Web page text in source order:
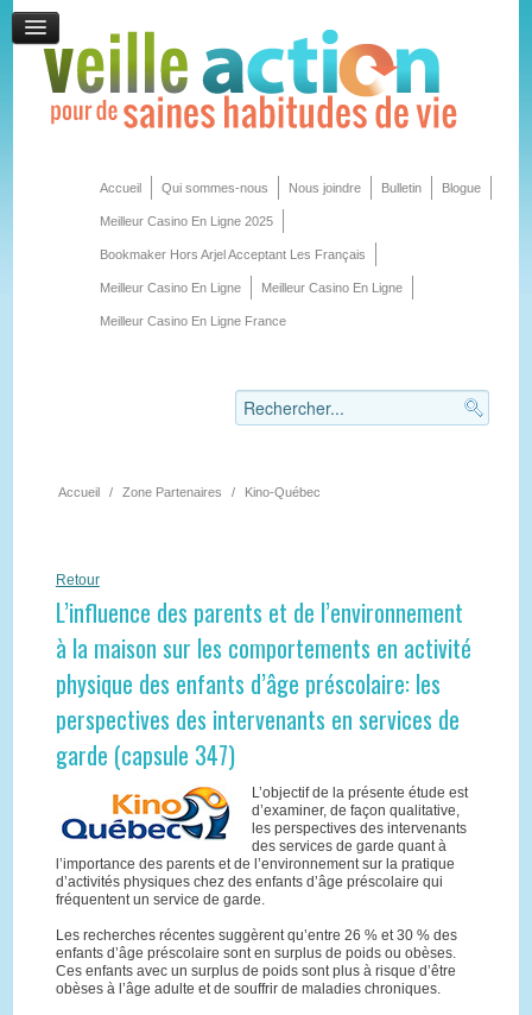
Accueil Qui sommes-nous Nous joindre Bulletin Blogue
Meilleur Casino En Ligne 2025
Bookmaker Hors Arjel Acceptant Les Français
Meilleur Casino En Ligne Meilleur Casino En Ligne
Meilleur Casino En Ligne France
Accueil / Zone Partenaires / Kino-Québec
Retour
L’influence des parents et de l’environnement
à la maison sur les comportements en activité
physique des enfants d’âge préscolaire: les
perspectives des intervenants en services de
garde (capsule 347)
L’objectif de la présente étude est
d’examiner, de façon qualitative,
les perspectives des intervenants
des services de garde quant à
l’importance des parents et de l’environnement sur la pratique
d’activités physiques chez des enfants d’âge préscolaire qui
fréquentent un service de garde.
Les recherches récentes suggèrent qu’entre 26 % et 30 % des
enfants d’âge préscolaire sont en surplus de poids ou obèses.
Ces enfants avec un surplus de poids sont plus à risque d’être
obèses à l’âge adulte et de souffrir de maladies chroniques.